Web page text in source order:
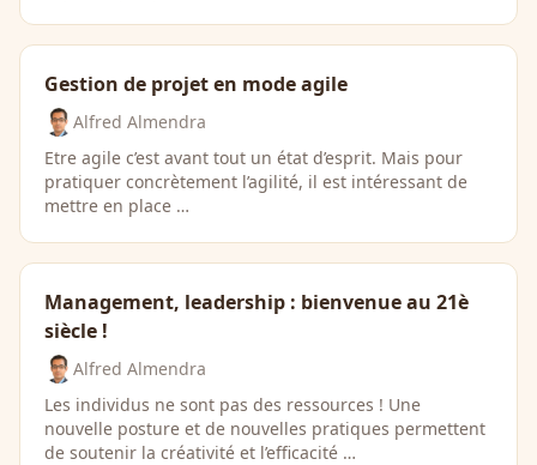
Gestion de projet en mode agile
Alfred Almendra
Etre agile c’est avant tout un état d’esprit. Mais pour
pratiquer concrètement l’agilité, il est intéressant de
mettre en place …
Management, leadership : bienvenue au 21è
siècle !
Alfred Almendra
Les individus ne sont pas des ressources ! Une
nouvelle posture et de nouvelles pratiques permettent
de soutenir la créativité et l’efficacité …